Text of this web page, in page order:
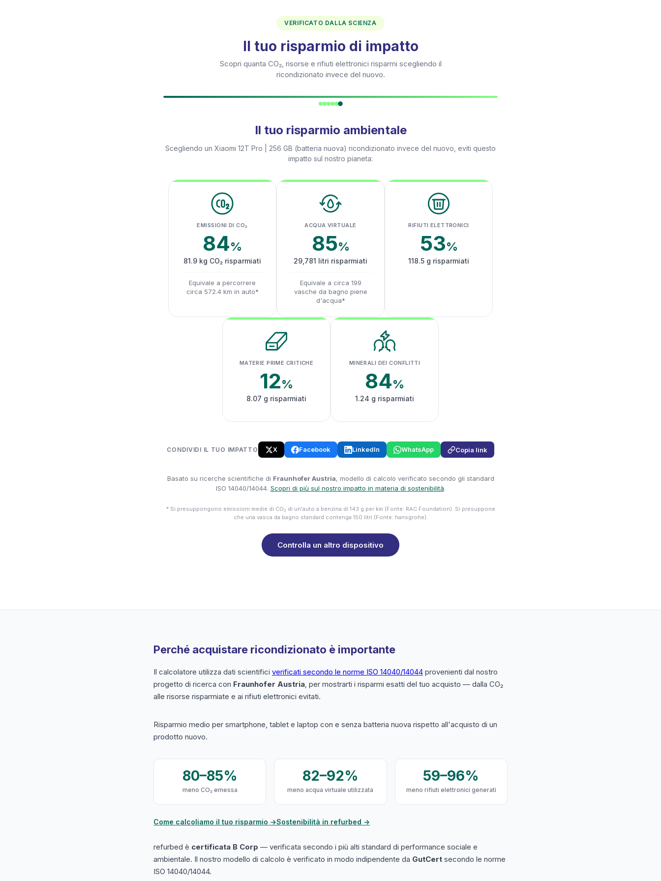
VERIFICATO DALLA SCIENZA
Il tuo risparmio di impatto
Scopri quanta CO₂, risorse e rifiuti elettronici risparmi scegliendo il
ricondizionato invece del nuovo.
Il tuo risparmio ambientale
Scegliendo un Xiaomi 12T Pro | 256 GB (batteria nuova) ricondizionato invece del nuovo, eviti questo
impatto sul nostro pianeta:
EMISSIONI DI CO₂
84%
81.9 kg CO₂ risparmiati
Equivale a percorrere
circa 572.4 km in auto*
ACQUA VIRTUALE
85%
29,781 litri risparmiati
Equivale a circa 199
vasche da bagno piene
d'acqua*
RIFIUTI ELETTRONICI
53%
118.5 g risparmiati
MATERIE PRIME CRITICHE
12%
8.07 g risparmiati
MINERALI DEI CONFLITTI
84%
1.24 g risparmiati
CONDIVIDI IL TUO IMPATTO X Facebook LinkedIn WhatsApp Copia link
Basato su ricerche scientifiche di Fraunhofer Austria, modello di calcolo verificato secondo gli standard
ISO 14040/14044. Scopri di più sul nostro impatto in materia di sostenibilità.
* Si presuppongono emissioni medie di CO₂ di un'auto a benzina di 143 g per km (Fonte: RAC Foundation). Si presuppone
che una vasca da bagno standard contenga 150 litri (Fonte: hansgrohe).
Controlla un altro dispositivo
Perché acquistare ricondizionato è importante
Il calcolatore utilizza dati scientifici verificati secondo le norme ISO 14040/14044 provenienti dal nostro
progetto di ricerca con Fraunhofer Austria, per mostrarti i risparmi esatti del tuo acquisto — dalla CO₂
alle risorse risparmiate e ai rifiuti elettronici evitati.
Risparmio medio per smartphone, tablet e laptop con e senza batteria nuova rispetto all'acquisto di un
prodotto nuovo.
80–85%
meno CO₂ emessa
82–92%
meno acqua virtuale utilizzata
59–96%
meno rifiuti elettronici generati
Come calcoliamo il tuo risparmio →Sostenibilità in refurbed →
refurbed è certificata B Corp — verificata secondo i più alti standard di performance sociale e
ambientale. Il nostro modello di calcolo è verificato in modo indipendente da GutCert secondo le norme
ISO 14040/14044.